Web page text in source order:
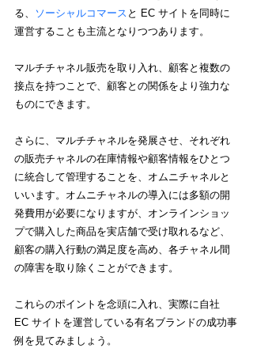
る、
ソーシャルコマース と EC サイトを同時に
運営することも主流となりつつあります。
マルチチャネル販売を取り入れ、顧客と複数の
接点を持つことで、顧客との関係をより強力な
ものにできます。
さらに、マルチチャネルを発展させ、それぞれ
の販売チャネルの在庫情報や顧客情報をひとつ
に統合して管理することを、オムニチャネルと
いいます。オムニチャネルの導入には多額の開
発費用が必要になりますが、オンラインショッ
プで購入した商品を実店舗で受け取れるなど、
顧客の購入行動の満足度を高め、各チャネル間
の障害を取り除くことができます。
これらのポイントを念頭に入れ、実際に自社
EC サイトを運営している有名ブランドの成功事
例を見てみましょう。